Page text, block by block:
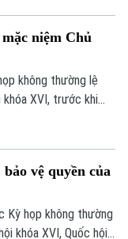
niệm Chủ
không thường lệ
XVI, trước khi
Bộ Chính trị, Chủ tịch
vệ quyền của
Kỳ họp không thường
khóa XVI, Quốc hội